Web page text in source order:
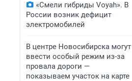
«Смели гибриды Voyah». В
России возник дефицит
электромобилей
В центре Новосибирска могут
ввести особый режим из-за
провала дороги —
показываем участок на карте